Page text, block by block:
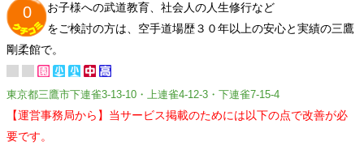
0
お子様への武道教育、社会人の人生修行など
をご検討の方は、空手道場歴３０年以上の安心と実績の三鷹
剛柔館で。
東京都三鷹市下連雀3-13-10・上連雀4-12-3・下連雀7-15-4
【運営事務局から】当サービス掲載のためには以下の点で改善が必
要です。